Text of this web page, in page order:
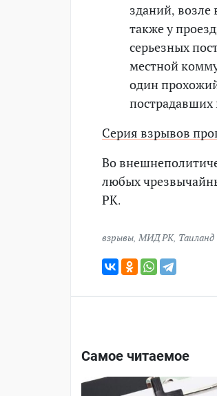
зданий, возле
также у
серьезных
местной
один
Серия взрывов
Во
любых
РК.
взрывы МИД РК, Таиланд
Самое читаемое